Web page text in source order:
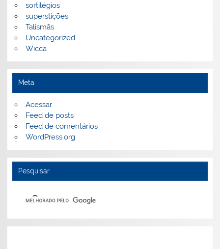
sortilégios
superstições
Talismãs
Uncategorized
Wicca
Meta
Acessar
Feed de posts
Feed de comentários
WordPress.org
Pesquisar